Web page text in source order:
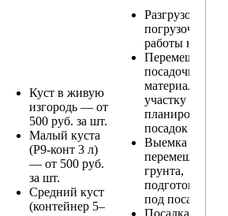
Куст в живую
изгородь — от
500 руб. за шт.
Малый куста
(Р9-конт 3 л)
— от 500 руб.
за шт.
Средний куст
(контейнер 5–
Разгрузо-
погрузочные
работы на
Перемещение
посадочного
материала по
участку и
планирование
посадок
Выемка и
перемещение
грунта,
подготовка
под посадку
Посадка